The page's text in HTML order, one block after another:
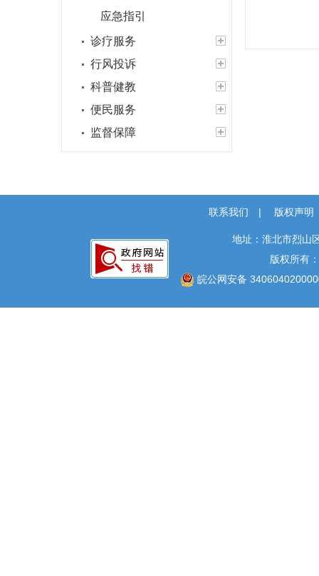
应急指引
诊疗服务
行风投诉
科普健教
便民服务
监督保障
联系我们 | 版权声明
地址：淮北市烈山
版权所有
皖公网安备